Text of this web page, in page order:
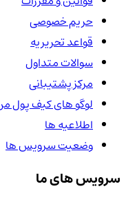
حریم خصوصی
قواعد تحریریه
سوالات متداول
مرکز پشتیبانی
لوگو های کیف پول من
اطلاعیه ها
وضعیت سرویس ها
سرویس های ما